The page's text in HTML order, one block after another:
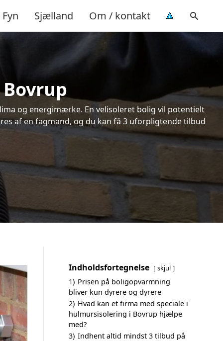
Fyn Sjælland Om / kontakt
og energimærke. En velisoleret bolig vil potentielt
af en fagmand, og du kan få 3 uforpligtende tilbud
Indholdsfortegnelse skjul
1) Prisen på boligopvarmning
bliver kun dyrere og dyrere
2) Hvad kan et firma med speciale i
hulmursisolering i Bovrup hjælpe
med?
3) Indhent altid mindst 3 tilbud på